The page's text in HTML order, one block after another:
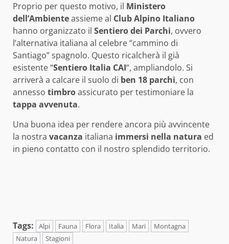
Proprio per questo motivo, il Ministero
dell’Ambienteassieme al Club Alpino Italiano
hanno organizzato il Sentiero dei Parchi, ovvero
l’alternativa italiana al celebre “cammino di
Santiago” spagnolo. Questo ricalcherà il già
esistente “Sentiero Italia CAI“, ampliandolo. Si
arriverà a calcare il suolo di ben 18 parchi, con
annesso timbroassicurato per testimoniare la
tappa avvenuta.
Una buona idea per rendere ancora più avvincente
la nostra vacanza italiana immersi nella natura ed
in pieno contatto con il nostro splendido territorio.
Tags: Alpi Fauna Flora Italia Mari
Montagna
Natura
Stagioni